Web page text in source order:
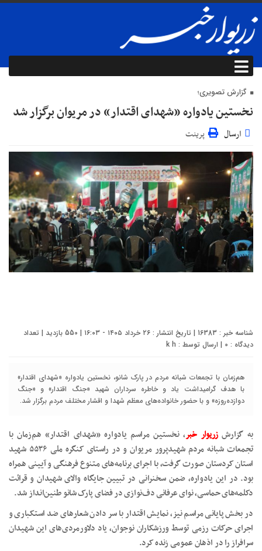
گزارش تصویری؛
نخستین یادواره «شهدای اقتدار» در مریوان برگزار شد
ارسال پرینت
شناسه خبر : 16383 | تاریخ انتشار : ۲۶ خرداد ۱۴۰۵ - ۱۶:۰۳ | 550 بازدید | تعداد
دیدگاه : 0 | ارسال توسط : k h
هم‌زمان با تجمعات شبانه مردم در پارک شانو، نخستین یادواره «شهدای اقتدار»
با هدف گرامیداشت یاد و خاطره سرداران شهید «جنگ اقتدار» و «جنگ
دوازده‌روزه» و با حضور خانواده‌های معظم شهدا و اقشار مختلف مردم برگزار شد.
به گزارشزریوار خبر، نخستین مراسم یادواره «شهدای اقتدار» هم‌زمان با
تجمعات شبانه مردم شهیدپرور مریوان و در راستای کنگره ملی ۵۵۳۶ شهید
استان کردستان صورت گرفت، با اجرای برنامه‌های متنوع فرهنگی و آیینی همراه
بود. در این یادواره، ضمن سخنرانی در تبیین جایگاه والای شهیدان و قرائت
دکلمه‌های حماسی، نوای عرفانی دف‌نوازی در فضای پارک شانو طنین‌انداز شد.
در بخش پایانی مراسم نیز، نمایش اقتدار با سر دادن شعارهای ضد استکباری و
اجرای حرکات رزمی توسط ورزشکاران نوجوان، یاد دلاورمردی‌های این شهیدان
سرافراز را در اذهان عمومی زنده کرد.